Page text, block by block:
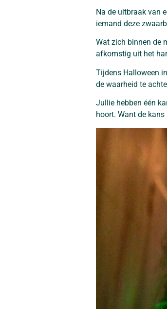
Na de uitbraak van
iemand deze
Wat zich binnen de
afkomstig uit het
Tijdens Halloween
de waarheid te
Jullie hebben één
hoort. Want de